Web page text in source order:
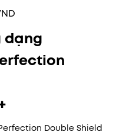
dạng